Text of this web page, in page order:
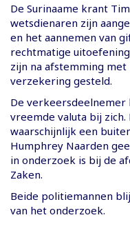
De Surinaame krant
wetsdienaren zijn
en het aannemen van
rechtmatige
zijn na afstemming
verzekering gesteld.
De verkeersdeelnemer
vreemde valuta bij
waarschijnlijk een
Humphrey Naarden
in onderzoek is bij de
Zaken.
Beide politiemannen
van het onderzoek.